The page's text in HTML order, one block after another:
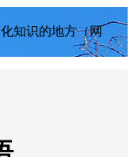
知识的地方（网